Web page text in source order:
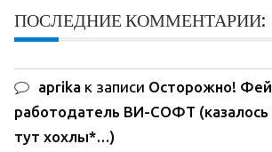
ПОСЛЕДНИЕ КОММЕНТАРИИ:
aprika к записи Осторожно!
работодатель ВИ-СОФТ (казалось
тут хохлы*…)